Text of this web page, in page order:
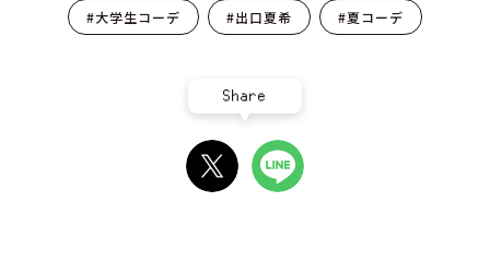
#大学生コーデ #出口夏希 #夏コーデ
Share